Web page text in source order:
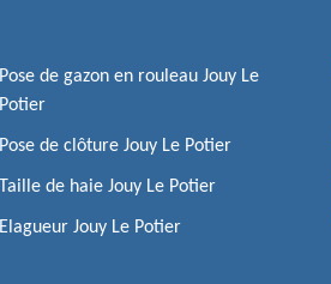
Pose de gazon en rouleau Jouy Le
Potier
Pose de clôture Jouy Le Potier
Taille de haie Jouy Le Potier
Elagueur Jouy Le Potier